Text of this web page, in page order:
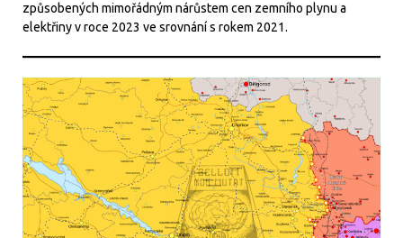
způsobených mimořádným nárůstem cen zemního plynu a
elektřiny v roce 2023 ve srovnání s rokem 2021.